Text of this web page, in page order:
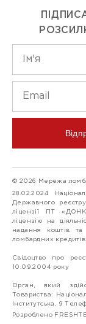
© 2026 Мережа
28.02.2024
Державного
ліцензії ПТ
ліцензію на
надання коштів та
ломбардних
Свідоцтво про
10.09.2004 року
Орган, який
Товариства:
Інститутська, 9
Розроблено